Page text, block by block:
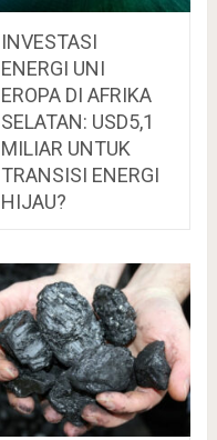
INVESTASI
ENERGI UNI
EROPA DI AFRIKA
SELATAN: USD5,1
MILIAR UNTUK
TRANSISI ENERGI
HIJAU?